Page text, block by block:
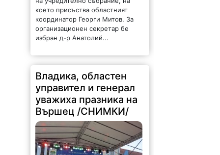
което присъства областният
координатор Георги Митов. За
организационен секретар бе
избран д-р Анатолий...
Владика, областен
управител и генерал
уважиха празника на
Вършец /СНИМКИ/